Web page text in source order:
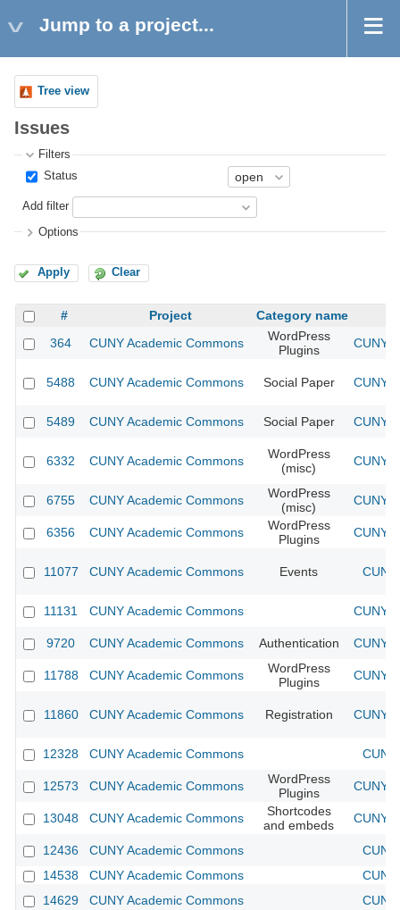
Jump to a project...
Tree view
Issues
Filters
Status
Add filter
Options
Apply Clear
# Project
Category name
364
CUNY Academic Commons
WordPress
Plugins
CUNY
5488 CUNY Academic Commons Social Paper CUNY
5489 CUNY Academic Commons Social Paper CUNY
6332 CUNY Academic Commons
WordPress
(misc)
CUNY
6755 CUNY Academic Commons
WordPress
(misc)
CUNY
6356 CUNY Academic Commons
WordPress
Plugins
CUNY
11077 CUNY Academic Commons Events
11131 CUNY Academic Commons CUNY
9720 CUNY Academic Commons Authentication CUNY
11788 CUNY Academic Commons
WordPress
Plugins
CUNY
11860 CUNY Academic Commons Registration CUNY
12328 CUNY Academic Commons
12573 CUNY Academic Commons
WordPress
Plugins
CUNY
13048 CUNY Academic Commons
Shortcodes
and embeds
CUNY
12436 CUNY Academic Commons
14538
CUNY Academic Commons
14629
CUNY Academic Commons